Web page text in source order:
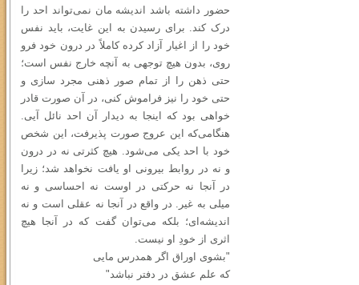
حضور داشته باشد اندیشه‌ مان نمی‌تواند احد را
درک کند. برای رسیدن به این غایت، باید نفس
خود را از اغیار آزاد کرده کاملاً در درون خود فرو
روی، بدون هیچ توجهی به آنچه خارج نفس است؛
حتى ذهن را از تمام صور ذهنی مجرد سازی و
حتی خود را نیز فراموش کنی، در آن صورت قادر
خواهی بود که اینجا به دیدار آن احد نائل آیی.
هنگامی‌که این عروج صورت پذیرفت، این شخص
خود با احد یکی می‌شود. هیچ کثرتی نه در درون
و نه در روابط بیرونی او یافت نخواهد شد؛ زیرا
در آنجا نه حرکتی در اوست نه احساسی و نه
میلی به غیر. در واقع در آنجا نه عقلی است و نه
اندیشه‌ای؛ بلکه می‌توان گفت که در آنجا هیچ
اثری از خودِ او نیست.
"بشوی اوراق اگر همدرس مایی
که علم عشق در دفتر نباشد"